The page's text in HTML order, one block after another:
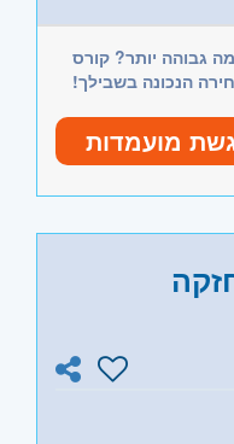
- חובה
- חובה.
- יתרון
רמת גן
שמואל, חולון
רמלה לוד,
גבוהה יותר? קורס
הנכונה בשבילך!
מועמדות